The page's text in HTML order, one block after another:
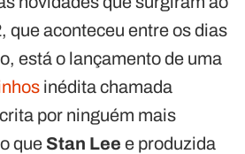
que aconteceu entre os dias
está o lançamento de uma
inédita chamada
por ninguém mais
que Stan Lee e produzida